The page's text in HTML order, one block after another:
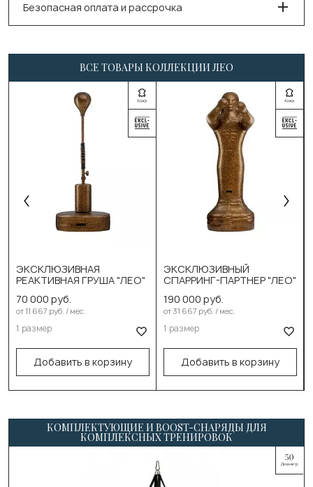
Безопасная оплата и рассрочка
ВСЕ ТОВАРЫ КОЛЛЕКЦИИ ЛЕО
ЭКСКЛЮЗИВНАЯ
РЕАКТИВНАЯ ГРУША "ЛЕО"
70 000 руб.
от 11 667 руб. / мес.
1 размер
Добавить в корзину
Выберите размер:
Полный комплект
В корзину
ЭКСКЛЮЗИВНЫЙ
СПАРРИНГ-ПАРТНЕР "ЛЕО"
190 000 руб.
от 31 667 руб. / мес.
1 размер
Добавить в корзину
Выберите размер:
180см/90кг
В корзину
КОМПЛЕКТУЮЩИЕ И BOOST-СНАРЯДЫ ДЛЯ
КОМПЛЕКСНЫХ ТРЕНИРОВОК